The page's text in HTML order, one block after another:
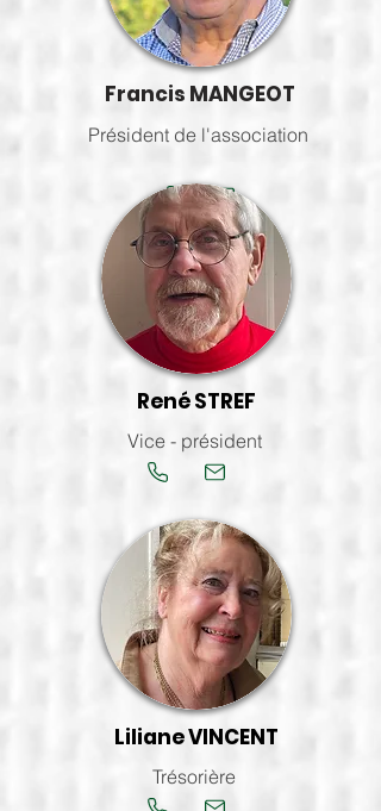
Francis MANGEOT
Président de l'association
René STREF
Vice - président
Liliane VINCENT
Trésorière